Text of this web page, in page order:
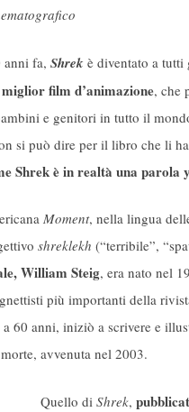
anni fa, Shrek è diventato a
film d’animazione, che
e genitori in tutto il
si può dire per il libro che li
Shrek è in realtà una parola
Moment, nella lingua
shreklekh (“terribile”,
William Steig, era nato nel
più importanti della
60 anni, iniziò a scrivere e
avvenuta nel 2003.
Quello di Shrek,